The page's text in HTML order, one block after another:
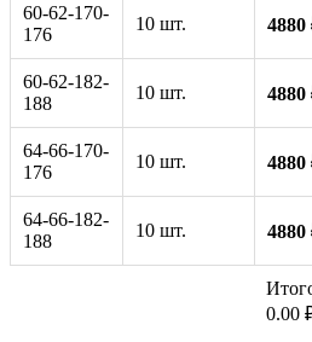
60-62-170-
176
10 шт. 4880
60-62-182-
188
10 шт. 4880
64-66-170-
176
10 шт. 4880
64-66-182-
188
10 шт. 4880
0.00